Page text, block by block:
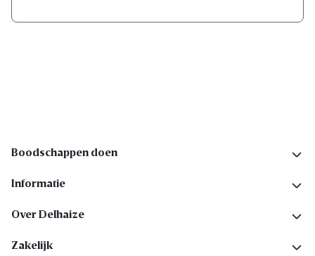
Boodschappen doen
Informatie
Over Delhaize
Zakelijk